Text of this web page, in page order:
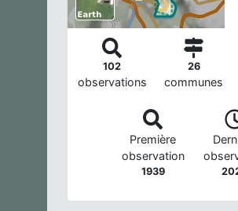
102
observations
26
communes
Première
observation
1939